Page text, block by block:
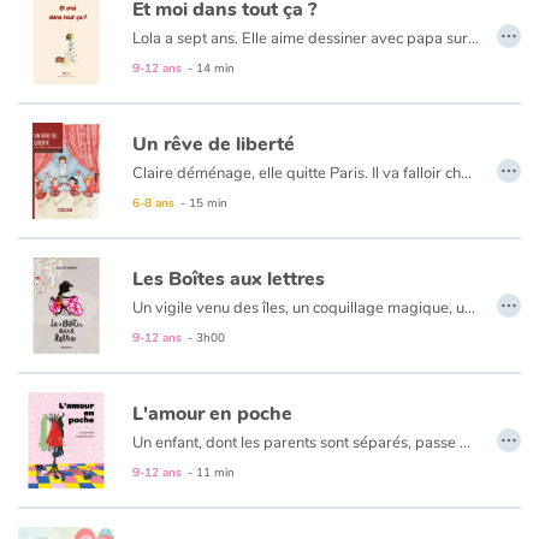
Catalogue anglais
Contraste +
Aide
Accueil
Famille
Écoles
Médiathèques
Vidéos & Tutoriaux
Et moi dans tout ça ?
Lola a sept ans. Elle aime dessiner avec papa sur la grande table du salon, aller au zoo de Vincennes avec sa maman et manger des gaufres saupoudrées de sucreglace. Elle aime son lapin Léopold tout abîmé, sa copine Maou et les courses d'escargots sous la pluie. Elle aime aussi les histoires qui font peur, surtout les histoires de sorcières.
9-12 ans - 14 min
…
Un rêve de liberté
Claire déménage, elle quitte Paris. Il va falloir changer d’école, s’adapter et se refaire des amis. La mère de Claire est médecin, elle sera la première femme médecin de la ville. Tandis que Claire, elle, rêve de devenir majorette, une Etoile Filante comme Sylvie, sa meilleure amie. La maman de Sylvie rêve de venir pâtissière mais son mari ne souhaite pas qu’elle travaille. En 1965, en France, il n’est pas facile pour les femmes de travailler mais la société change.
6-8 ans - 15 min
…
Les Boîtes aux lettres
Un vigile venu des îles, un coquillage magique, un vélo rose, une maîtresse folle amoureuse, un vieillard amateur de cornes de gazelle, l’univers d’Émile est plein de fantaisie. Pourtant, le garçon vit avec le douloureux souvenir de ce qu’il appelle « la fameuse nuit », celle où s’est noué le drame qui a entraîné le départ de son père. Depuis, il vit dans l’attente d’un signe, ou d’un message de sa part. Il dépose des boîtes aux lettres dans des endroits judicieusement choisis. Dans l’espoir d’y trouver, un jour, un mot. Mais elles finissent toujours par lui échapper pour vivre leur vie de boîtes aux lettres et rendre service à d’autres, réservant au jeune garçon d’improbables surprises. Un jour enfin, un message parvient.
9-12 ans - 3h00
…
L'amour en poche
Un enfant, dont les parents sont séparés, passe de maison en maison. Tantôt chez papa, tantôt chez maman, tantôt chez les grands-parents du côté de papa, tantôt chez les grands-parents du côté de maman. 4 maisons, de la poésie et de l’amour à tous les étages...
9-12 ans - 11 min
…